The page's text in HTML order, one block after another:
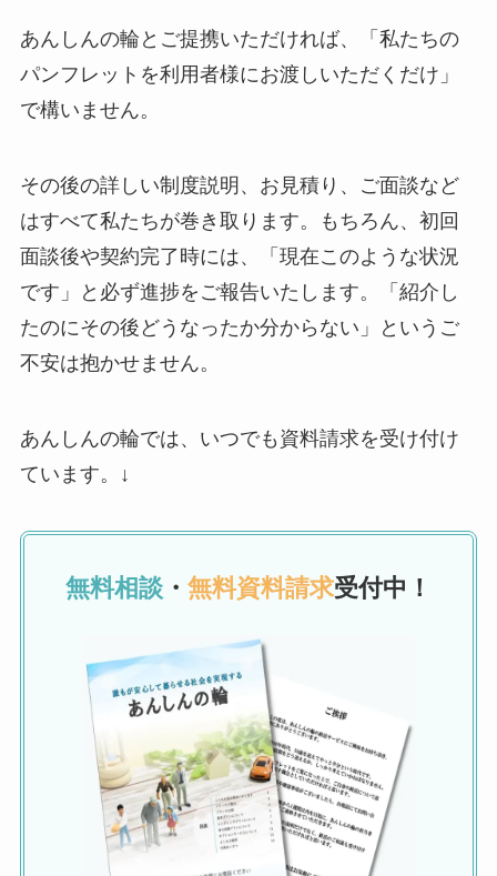
あんしんの輪とご提携いただければ、「私たちの
パンフレットを利用者様にお渡しいただくだけ」
で構いません。
その後の詳しい制度説明、お見積り、ご面談など
はすべて私たちが巻き取ります。もちろん、初回
面談後や契約完了時には、「現在このような状況
です」と必ず進捗をご報告いたします。「紹介し
たのにその後どうなったか分からない」というご
不安は抱かせません。
あんしんの輪では、いつでも資料請求を受け付け
ています。↓
無料相談 ・ 無料資料請求受付中！